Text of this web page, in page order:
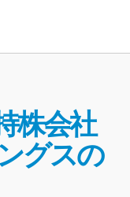
株会社
グスの